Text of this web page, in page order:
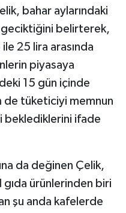
bahar aylarındaki
geciktiğini belirterek,
25 lira arasında
piyasaya
15 gün içinde
de tüketiciyi memnun
beklediklerini ifade
da değinen Çelik,
gıda ürünlerinden biri
şu anda kafelerde